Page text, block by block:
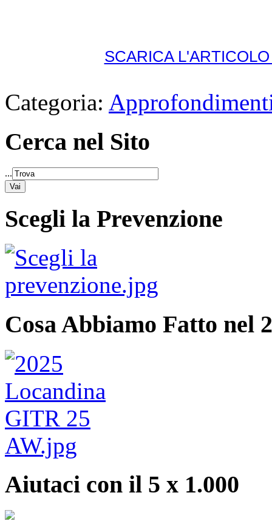
SCARICA
Categoria:
Cerca nel Sito
...
Scegli la Prevenzione
Cosa Abbiamo Fatto nel
Aiutaci con il 5 x 1.000